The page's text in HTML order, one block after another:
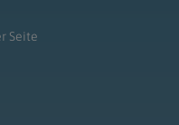
Seite